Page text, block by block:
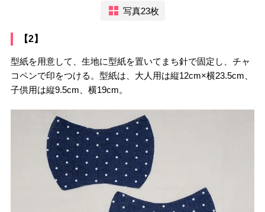
写真23枚
【2】
型紙を用意して、生地に型紙を置いてまち針で固定し、チャ
コペンで印をつける。型紙は、大人用は縦12cm×横23.5cm、
子供用は縦9.5cm、横19cm。